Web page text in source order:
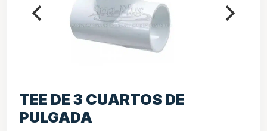
TEE DE 3 CUARTOS DE
PULGADA